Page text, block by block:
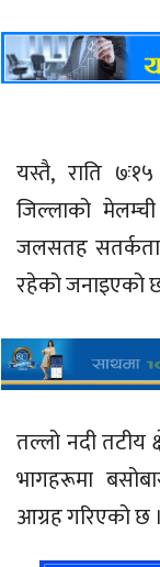
यस्तै, राति
जिल्लाको
जलसतह
रहेको जनाइएको
तल्लो नदी तटीय
भागहरूमा
आग्रह गरिएको छ ।